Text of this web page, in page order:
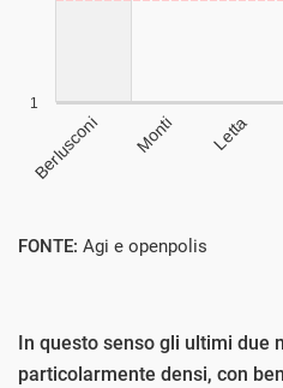
FONTE: Agi e openpolis
In questo senso gli ultimi due
particolarmente densi, con